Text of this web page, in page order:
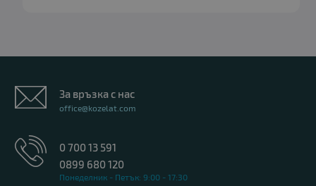
За връзка с нас
office@kozelat.com
0 700 13 591
0899 680 120
Понеделник - Петък: 9:00 - 17:30